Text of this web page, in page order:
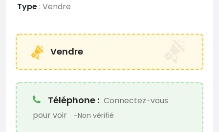
Type : Vendre
Vendre
Téléphone : Connectez-vous
pour voir
-Non vérifié